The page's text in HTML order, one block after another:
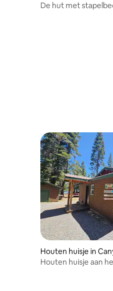
De hut met
Houten huisje in
Houten huisje aan